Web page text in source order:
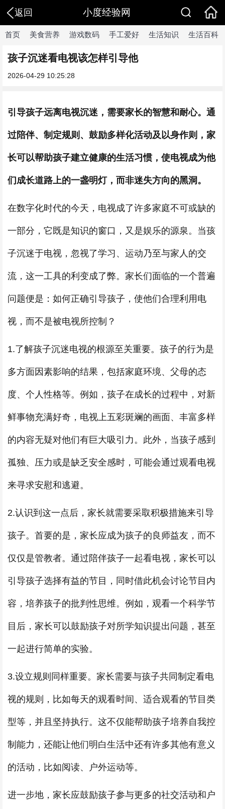
返回 小度经验网
首页 美食营养 游戏数码 手工爱好 生活知识 生活百科
孩子沉迷看电视该怎样引导他
2026-04-29 10:25:28
引导孩子远离电视沉迷，需要家长的智慧和耐心。通
过陪伴、制定规则、鼓励多样化活动及以身作则，家
长可以帮助孩子建立健康的生活习惯，使电视成为他
们成长道路上的一盏明灯，而非迷失方向的黑洞。
在数字化时代的今天，电视成了许多家庭不可或缺的
一部分，它既是知识的窗口，又是娱乐的源泉。当孩
子沉迷于电视，忽视了学习、运动乃至与家人的交
流，这一工具的利变成了弊。家长们面临的一个普遍
问题便是：如何正确引导孩子，使他们合理利用电
视，而不是被电视所控制？
1.了解孩子沉迷电视的根源至关重要。孩子的行为是
多方面因素影响的结果，包括家庭环境、父母的态
度、个人性格等。例如，孩子在成长的过程中，对新
鲜事物充满好奇，电视上五彩斑斓的画面、丰富多样
的内容无疑对他们有巨大吸引力。此外，当孩子感到
孤独、压力或是缺乏安全感时，可能会通过观看电视
来寻求安慰和逃避。
2.认识到这一点后，家长就需要采取积极措施来引导
孩子。首要的是，家长应成为孩子的良师益友，而不
仅仅是管教者。通过陪伴孩子一起看电视，家长可以
引导孩子选择有益的节目，同时借此机会讨论节目内
容，培养孩子的批判性思维。例如，观看一个科学节
目后，家长可以鼓励孩子对所学知识提出问题，甚至
一起进行简单的实验。
3.设立规则同样重要。家长需要与孩子共同制定看电
视的规则，比如每天的观看时间、适合观看的节目类
型等，并且坚持执行。这不仅能帮助孩子培养自我控
制能力，还能让他们明白生活中还有许多其他有意义
的活动，比如阅读、户外运动等。
进一步地，家长应鼓励孩子参与更多的社交活动和户